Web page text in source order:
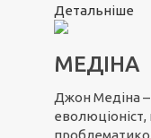
Детальніше
МЕДІНА
Джон Медіна